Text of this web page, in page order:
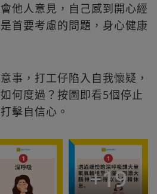
他人意見，自己感到開心經
首要考慮的問題，身心健康
事，打工仔陷入自我懷疑，
何度過？按圖即看5個停止
擊自信心。
+19